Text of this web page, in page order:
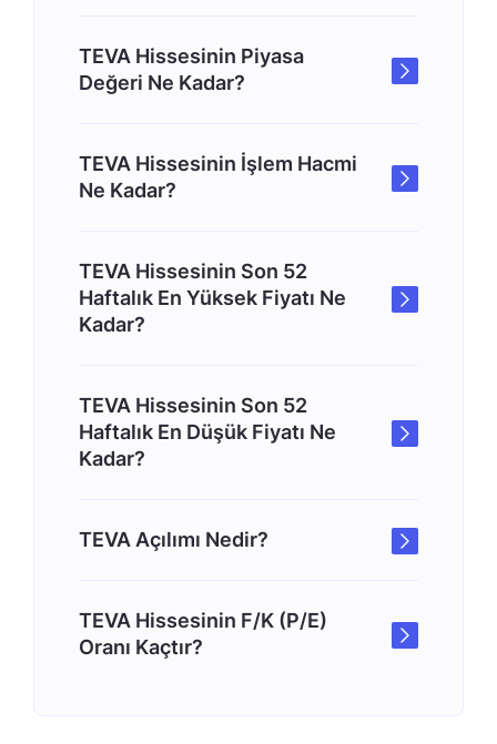
TEVA Hissesinin Piyasa
Değeri Ne Kadar?
TEVA Hissesinin İşlem Hacmi
Ne Kadar?
TEVA Hissesinin Son 52
Haftalık En Yüksek Fiyatı Ne
Kadar?
TEVA Hissesinin Son 52
Haftalık En Düşük Fiyatı Ne
Kadar?
TEVA Açılımı Nedir?
TEVA Hissesinin F/K (P/E)
Oranı Kaçtır?